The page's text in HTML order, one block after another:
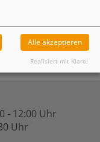
- 12:00 Uhr
Uhr
Alle akzeptieren
Realisiert mit Klaro!